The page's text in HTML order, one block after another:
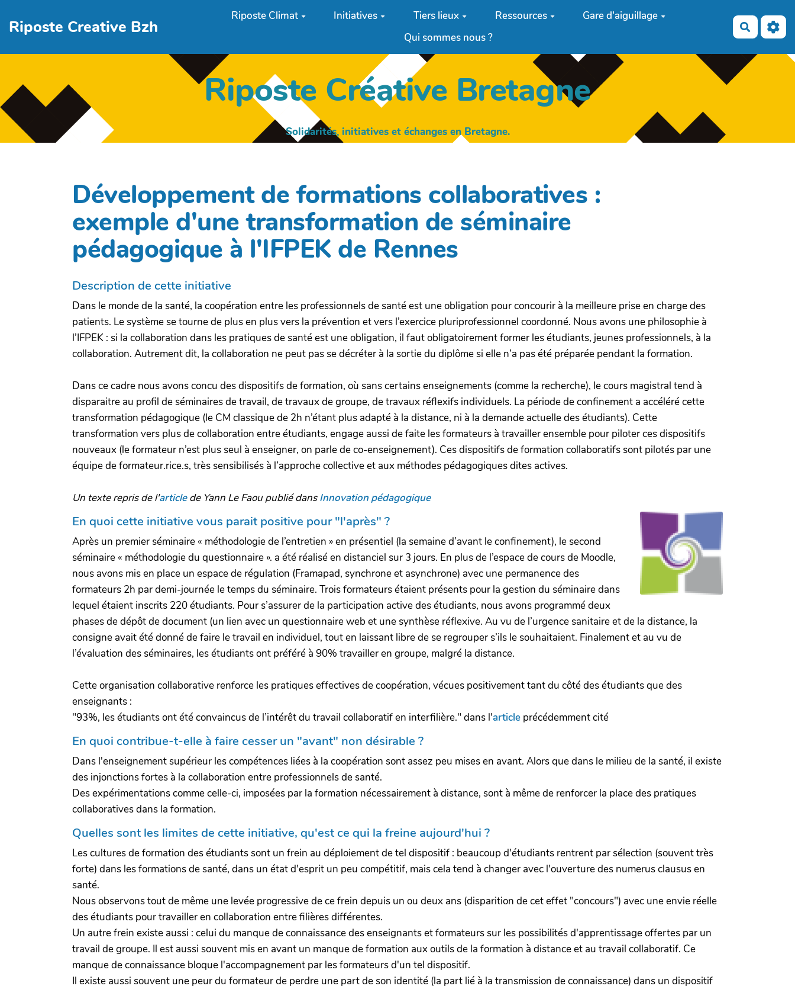
Riposte Creative Bzh
Riposte Climat Initiatives Tiers lieux Ressources
Gare d'aiguillage
Qui sommes nous ?
Riposte Créative Bretagne
Solidarités, initiatives et échanges en Bretagne.
Développement de formations collaboratives :
exemple d'une transformation de séminaire
pédagogique à l'IFPEK de Rennes
Description de cette initiative
Dans le monde de la santé, la coopération entre les professionnels de santé est une obligation pour concourir à la meilleure prise en charge des
patients. Le système se tourne de plus en plus vers la prévention et vers l’exercice pluriprofessionnel coordonné. Nous avons une philosophie à
l’IFPEK : si la collaboration dans les pratiques de santé est une obligation, il faut obligatoirement former les étudiants, jeunes professionnels, à la
collaboration. Autrement dit, la collaboration ne peut pas se décréter à la sortie du diplôme si elle n’a pas été préparée pendant la formation.
Dans ce cadre nous avons concu des dispositifs de formation, où sans certains enseignements (comme la recherche), le cours magistral tend à
disparaitre au profil de séminaires de travail, de travaux de groupe, de travaux réflexifs individuels. La période de confinement a accéléré cette
transformation pédagogique (le CM classique de 2h n’étant plus adapté à la distance, ni à la demande actuelle des étudiants). Cette
transformation vers plus de collaboration entre étudiants, engage aussi de faite les formateurs à travailler ensemble pour piloter ces dispositifs
nouveaux (le formateur n’est plus seul à enseigner, on parle de co-enseignement). Ces dispositifs de formation collaboratifs sont pilotés par une
équipe de formateur.rice.s, très sensibilisés à l’approche collective et aux méthodes pédagogiques dites actives.
Un texte repris de l'articlede Yann Le Faou publié dansInnovation pédagogique
En quoi cette initiative vous parait positive pour "l'après" ?
Après un premier séminaire « méthodologie de l’entretien » en présentiel (la semaine d’avant le confinement), le second
séminaire « méthodologie du questionnaire ». a été réalisé en distanciel sur 3 jours. En plus de l’espace de cours de Moodle,
nous avons mis en place un espace de régulation (Framapad, synchrone et asynchrone) avec une permanence des
formateurs 2h par demi-journée le temps du séminaire. Trois formateurs étaient présents pour la gestion du séminaire dans
lequel étaient inscrits 220 étudiants. Pour s’assurer de la participation active des étudiants, nous avons programmé deux
phases de dépôt de document (un lien avec un questionnaire web et une synthèse réflexive. Au vu de l’urgence sanitaire et de la distance, la
consigne avait été donné de faire le travail en individuel, tout en laissant libre de se regrouper s’ils le souhaitaient. Finalement et au vu de
l’évaluation des séminaires, les étudiants ont préféré à 90% travailler en groupe, malgré la distance.
Cette organisation collaborative renforce les pratiques effectives de coopération, vécues positivement tant du côté des étudiants que des
enseignants :
"93%, les étudiants ont été convaincus de l’intérêt du travail collaboratif en interfilière." dans l'article précédemment cité
En quoi contribue-t-elle à faire cesser un "avant" non désirable ?
Dans l'enseignement supérieur les compétences liées à la coopération sont assez peu mises en avant. Alors que dans le milieu de la santé, il existe
des injonctions fortes à la collaboration entre professionnels de santé.
Des expérimentations comme celle-ci, imposées par la formation nécessairement à distance, sont à même de renforcer la place des pratiques
collaboratives dans la formation.
Quelles sont les limites de cette initiative, qu'est ce qui la freine aujourd'hui ?
Les cultures de formation des étudiants sont un frein au déploiement de tel dispositif : beaucoup d'étudiants rentrent par sélection (souvent très
forte) dans les formations de santé, dans un état d'esprit un peu compétitif, mais cela tend à changer avec l'ouverture des numerus clausus en
santé.
Nous observons tout de même une levée progressive de ce frein depuis un ou deux ans (disparition de cet effet "concours") avec une envie réelle
des étudiants pour travailler en collaboration entre filières différentes.
Un autre frein existe aussi : celui du manque de connaissance des enseignants et formateurs sur les possibilités d'apprentissage offertes par un
travail de groupe. Il est aussi souvent mis en avant un manque de formation aux outils de la formation à distance et au travail collaboratif. Ce
manque de connaissance bloque l'accompagnement par les formateurs d'un tel dispositif.
Il existe aussi souvent une peur du formateur de perdre une part de son identité (la part lié à la transmission de connaissance) dans un dispositif